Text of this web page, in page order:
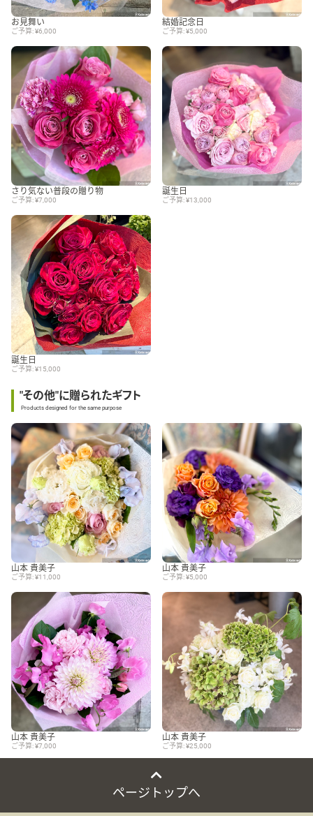
お見舞い
ご予算: ¥6,000
結婚記念日
ご予算: ¥5,000
さり気ない普段の贈り物
ご予算: ¥7,000
誕生日
ご予算: ¥13,000
誕生日
ご予算: ¥15,000
"その他"に贈られたギフト
Products designed for the same purpose
山本 貴美子
ご予算: ¥11,000
山本 貴美子
ご予算: ¥5,000
山本 貴美子
ご予算: ¥7,000
山本 貴美子
ご予算: ¥25,000
ページトップへ